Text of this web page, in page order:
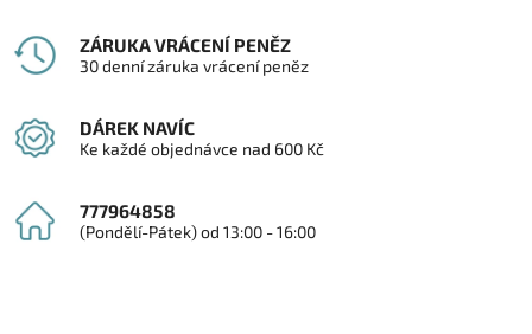
ZÁRUKA VRÁCENÍ PENĚZ
30 denní záruka vrácení peněz
DÁREK NAVÍC
Ke každé objednávce nad 600 Kč
777964858
(Pondělí-Pátek) od 13:00 - 16:00